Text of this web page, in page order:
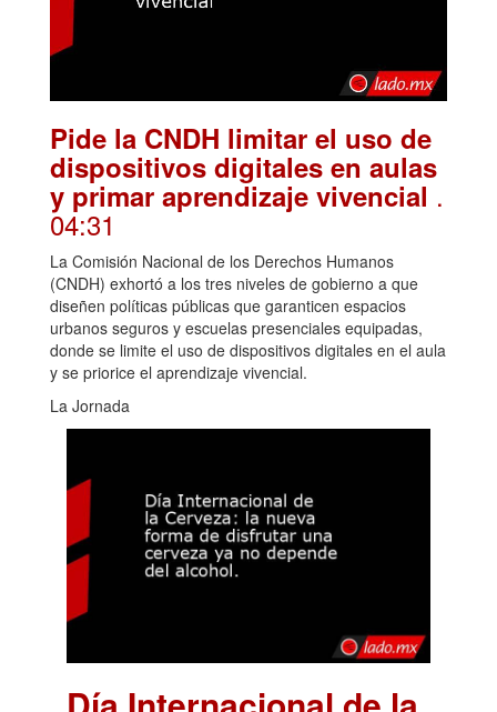
Pide la CNDH limitar el uso de
dispositivos digitales en aulas
y primar aprendizaje vivencial .
04:31
La Comisión Nacional de los Derechos Humanos
(CNDH) exhortó a los tres niveles de gobierno a que
diseñen políticas públicas que garanticen espacios
urbanos seguros y escuelas presenciales equipadas,
donde se limite el uso de dispositivos digitales en el aula
y se priorice el aprendizaje vivencial.
La Jornada